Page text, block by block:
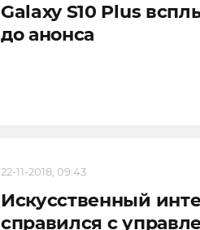
Galaxy S10 Plus
до анонса
22-11-2018, 09:43
Искусственный
справился с